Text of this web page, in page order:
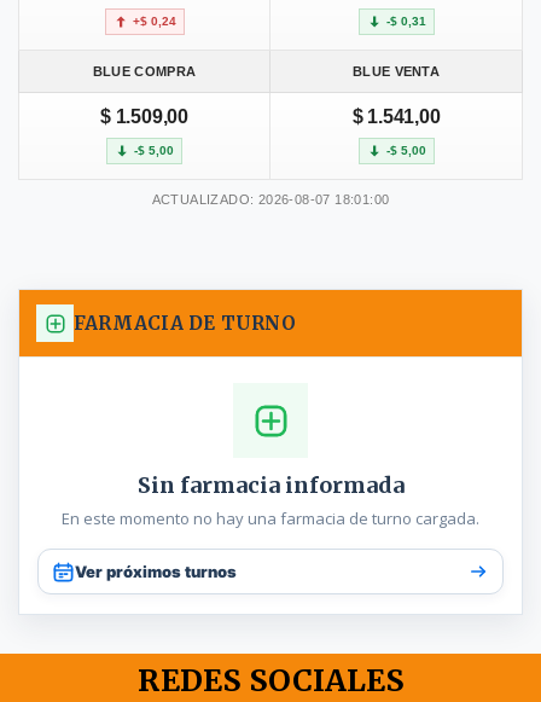
+$ 0,24 -$ 0,31
BLUE COMPRA BLUE VENTA
$ 1.509,00
-$ 5,00
$ 1.541,00
-$ 5,00
ACTUALIZADO: 2026-08-07 18:01:00
FARMACIA DE TURNO
Sin farmacia informada
En este momento no hay una farmacia de turno cargada.
Ver próximos turnos
REDES SOCIALES